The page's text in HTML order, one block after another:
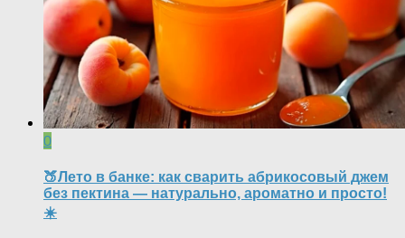
0
🍑Лето в банке: как сварить абрикосовый джем
без пектина — натурально, ароматно и просто!
☀️